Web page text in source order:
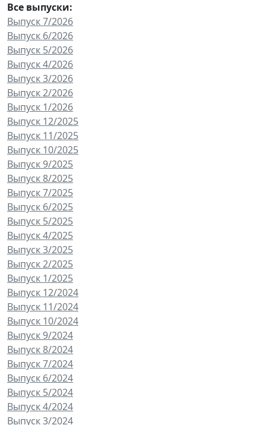
Все выпуски:
Выпуск 7/2026
Выпуск 6/2026
Выпуск 5/2026
Выпуск 4/2026
Выпуск 3/2026
Выпуск 2/2026
Выпуск 1/2026
Выпуск 12/2025
Выпуск 11/2025
Выпуск 10/2025
Выпуск 9/2025
Выпуск 8/2025
Выпуск 7/2025
Выпуск 6/2025
Выпуск 5/2025
Выпуск 4/2025
Выпуск 3/2025
Выпуск 2/2025
Выпуск 1/2025
Выпуск 12/2024
Выпуск 11/2024
Выпуск 10/2024
Выпуск 9/2024
Выпуск 8/2024
Выпуск 7/2024
Выпуск 6/2024
Выпуск 5/2024
Выпуск 4/2024
Выпуск 3/2024